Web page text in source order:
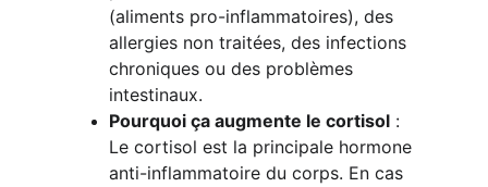
(aliments pro-inflammatoires), des
allergies non traitées, des infections
chroniques ou des problèmes
intestinaux.
Pourquoi ça augmente le cortisol :
Le cortisol est la principale hormone
anti-inflammatoire du corps. En cas